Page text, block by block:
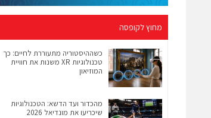
מחוץ לקופסה
כשההיסטוריה מתעוררת לחיים: כך
טכנולוגיות XR משנות את חוויית
המוזיאון
מהכדור ועד הדשא: הטכנולוגיות
שיכריעו את מונדיאל 2026